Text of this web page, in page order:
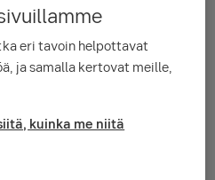
on pitänyt
pysynyt
eri tavoin helpottavat
ja samalla kertovat meille,
kuinka me niitä